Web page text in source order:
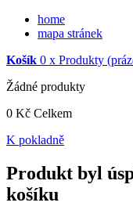
home
mapa stránek
Košík 0 x Produkty
Žádné produkty
0 Kč Celkem
K pokladně
Produkt byl
košíku